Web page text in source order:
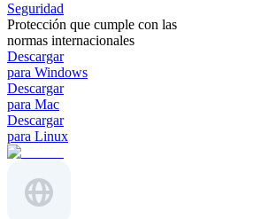
Seguridad
Protección que cumple con las
normas internacionales
Descargar
para Windows
Descargar
para Mac
Descargar
para Linux